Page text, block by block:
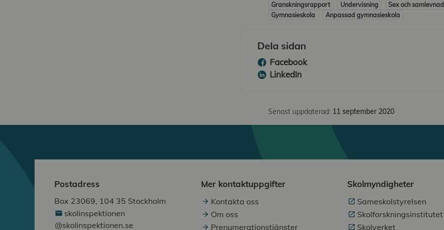
Granskningsrapport Undervisning Sex och samlevnad
Gymnasieskola
Anpassad gymnasieskola
Dela sidan
Facebook
LinkedIn
Senast uppdaterad: 11 september 2020
Postadress
Box 23069, 104 35 Stockholm
skolinspektionen
@skolinspektionen.se
Mer kontaktuppgifter
Kontakta oss
Om oss
Prenumerationstjänster
Skolmyndigheter
Sameskolstyrelsen
Skolforskningsinstitutet
Skolverket